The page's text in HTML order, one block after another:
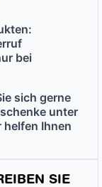
bei
sich gerne
unter
helfen Ihnen
SIE